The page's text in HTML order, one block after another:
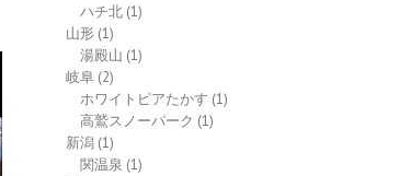
ハチ北 (1)
山形 (1)
湯殿山 (1)
岐阜 (2)
ホワイトピアたかす (1)
高鷲スノーパーク (1)
新潟 (1)
関温泉 (1)